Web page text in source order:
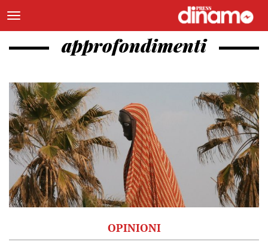
approfondimenti
OPINIONI